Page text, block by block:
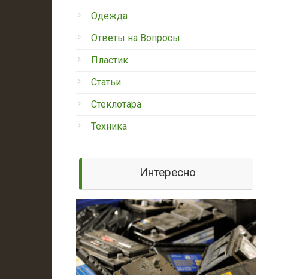
Одежда
Ответы на Вопросы
Пластик
Статьи
Стеклотара
Техника
Интересно